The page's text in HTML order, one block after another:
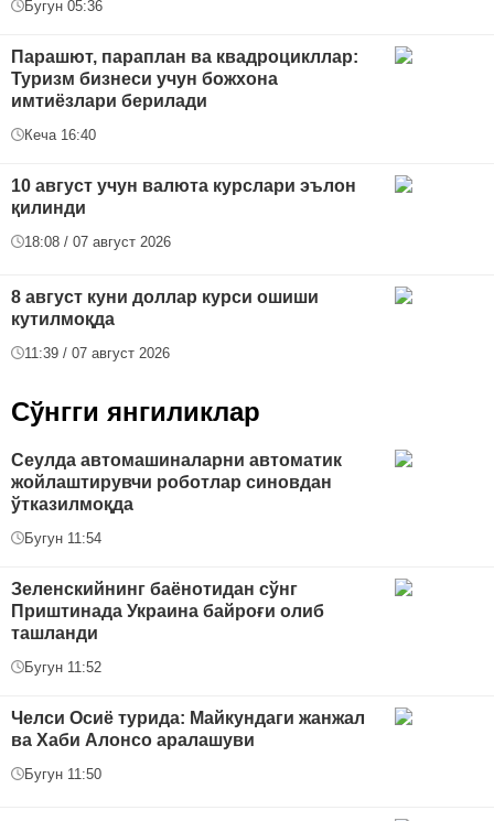
Бугун 05:36
Парашют, параплан ва квадроцикллар:
Туризм бизнеси учун божхона
имтиёзлари берилади
Кеча 16:40
10 август учун валюта курслари эълон
қилинди
18:08 / 07 август 2026
8 август куни доллар курси ошиши
кутилмоқда
11:39 / 07 август 2026
Сўнгги янгиликлар
Сеулда автомашиналарни автоматик
жойлаштирувчи роботлар синовдан
ўтказилмоқда
Бугун 11:54
Зеленскийнинг баёнотидан сўнг
Приштинада Украина байроғи олиб
ташланди
Бугун 11:52
Челси Осиё турида: Майкундаги жанжал
ва Хаби Алонсо аралашуви
Бугун 11:50